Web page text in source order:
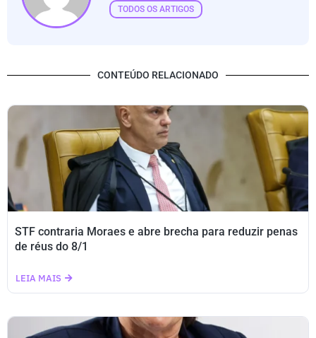
TODOS OS ARTIGOS
CONTEÚDO RELACIONADO
STF contraria Moraes e abre brecha para reduzir penas
de réus do 8/1
LEIA MAIS